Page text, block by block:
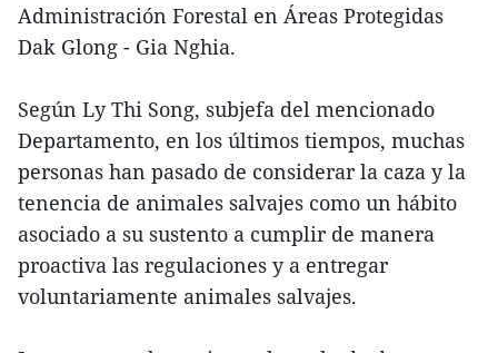
Administración Forestal en Áreas Protegidas
Dak Glong - Gia Nghia.
Según Ly Thi Song, subjefa del mencionado
Departamento, en los últimos tiempos, muchas
personas han pasado de considerar la caza y la
tenencia de animales salvajes como un hábito
asociado a su sustento a cumplir de manera
proactiva las regulaciones y a entregar
voluntariamente animales salvajes.